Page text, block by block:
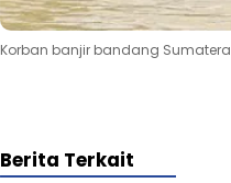
Korban banjir bandang Sumatera
Berita Terkait